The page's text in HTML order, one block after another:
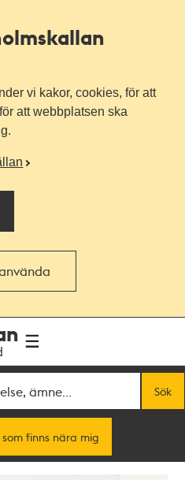
vi kakor, cookies, för att
att webbplatsen ska
Sök
finns nära mig